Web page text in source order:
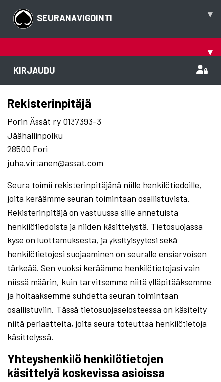
SEURANAVIGOINTI ▾
▾
KIRJAUDU
Rekisterinpitäjä
Porin Ässät ry 0137393-3
Jäähallinpolku
28500 Pori
juha.virtanen@assat.com
Seura toimii rekisterinpitäjänä niille henkilötiedoille,
joita keräämme seuran toimintaan osallistuvista.
Rekisterinpitäjä on vastuussa sille annetuista
henkilötiedoista ja niiden käsittelystä. Tietosuojassa
kyse on luottamuksesta, ja yksityisyytesi sekä
henkilötietojesi suojaaminen on seuralle ensiarvoisen
tärkeää. Sen vuoksi keräämme henkilötietojasi vain
niissä määrin, kuin tarvitsemme niitä ylläpitääksemme
ja hoitaaksemme suhdetta seuran toimintaan
osallistuviin. Tässä tietosuojaselosteessa on käsitelty
niitä periaatteita, joita seura toteuttaa henkilötietoja
käsittelyssä.
Yhteyshenkilö henkilötietojen
käsittelyä koskevissa asioissa